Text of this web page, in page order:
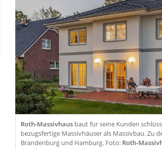
Roth-Massivhausbaut für seine Kunden
bezugsfertige Massivhäuser als Massivbau. Zu
Brandenburg und Hamburg. Foto: Roth-